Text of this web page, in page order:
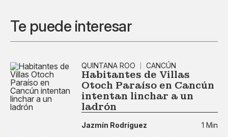
Te puede interesar
QUINTANA ROO CANCÚN
Habitantes de Villas
Otoch Paraíso en Cancún
intentan linchar a un
ladrón
Jazmín Rodríguez
1 Min